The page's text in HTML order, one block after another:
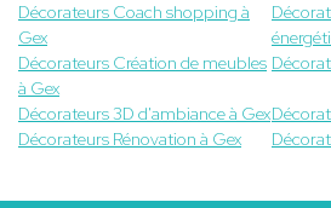
Décorateurs Coach shopping à
Gex
Décorateurs Création de meubles
à Gex
Décorateurs 3D d'ambiance à Gex
Décorateurs Rénovation à Gex